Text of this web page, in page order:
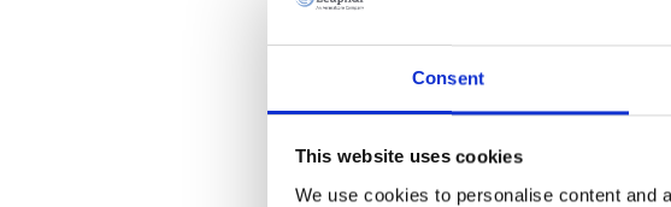
Consent
This website uses cookies
We use cookies to personalise content and
me è obsoleto. Io
digressione).